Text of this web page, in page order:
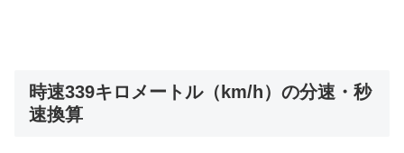
時速339キロメートル（km/h）の分速・秒
速換算